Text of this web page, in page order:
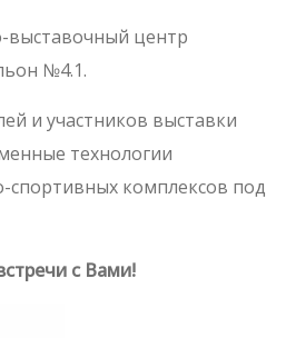
выставочный центр
№4.1.
и участников выставки
технологии
спортивных комплексов под
с Вами!